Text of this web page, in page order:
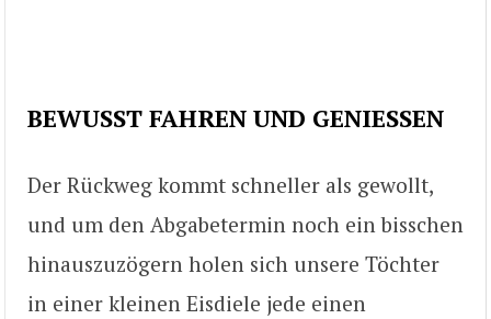
BEWUSST FAHREN UND GENIESSEN
Der Rückweg kommt schneller als gewollt,
und um den Abgabetermin noch ein bisschen
hinauszuzögern holen sich unsere Töchter
in einer kleinen Eisdiele jede einen